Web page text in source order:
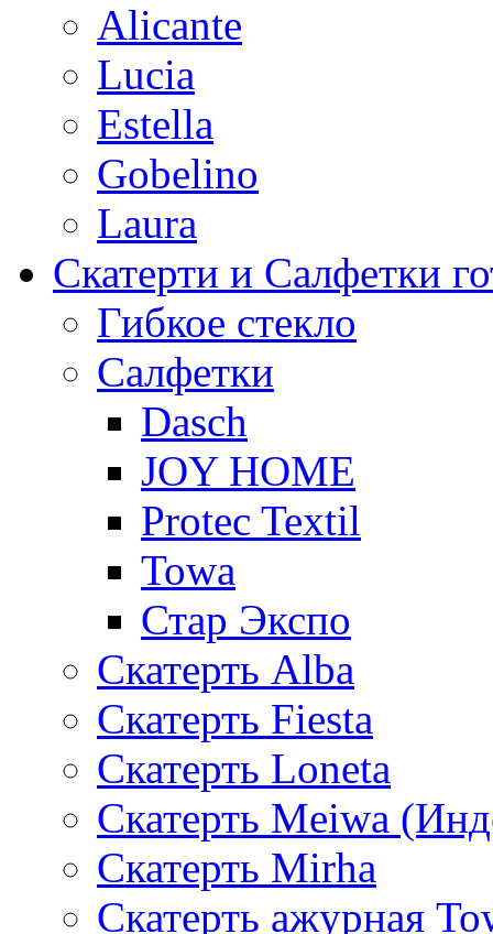
Alicante
Lucia
Estella
Gobelino
Laura
Скатерти и Салфетки
Гибкое стекло
Салфетки
Dasch
JOY HOME
Protec Textil
Towa
Стар Экспо
Скатерть Alba
Скатерть Fiesta
Скатерть Loneta
Скатерть Meiwa
Скатерть Mirha
Скатерть ажурная